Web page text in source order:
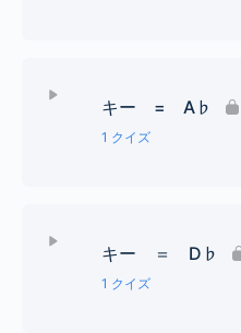
♭３個までの調号クイズ
キー = A♭
1 クイズ
♭４個までの調号クイズ
キー ＝ D♭
1 クイズ